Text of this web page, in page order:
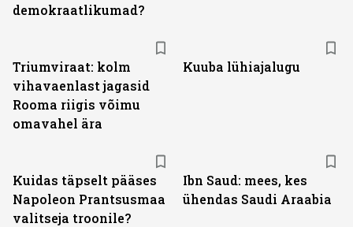
demokraatlikumad?
Triumviraat: kolm
vihavaenlast jagasid
Rooma riigis võimu
omavahel ära
Kuuba lühiajalugu
Kuidas täpselt pääses
Napoleon Prantsusmaa
valitseja troonile?
Ibn Saud: mees, kes
ühendas Saudi Araabia